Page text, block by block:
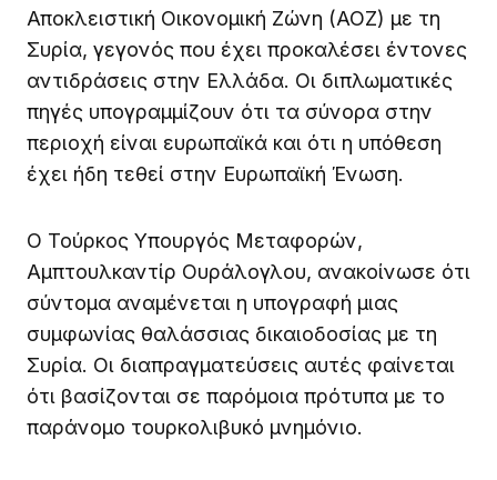
Αποκλειστική Οικονομική Ζώνη (ΑΟΖ) με τη
Συρία, γεγονός που έχει προκαλέσει έντονες
αντιδράσεις στην Ελλάδα. Οι διπλωματικές
πηγές υπογραμμίζουν ότι τα σύνορα στην
περιοχή είναι ευρωπαϊκά και ότι η υπόθεση
έχει ήδη τεθεί στην Ευρωπαϊκή Ένωση.
Ο Τούρκος Υπουργός Μεταφορών,
Αμπτουλκαντίρ Ουράλογλου, ανακοίνωσε ότι
σύντομα αναμένεται η υπογραφή μιας
συμφωνίας θαλάσσιας δικαιοδοσίας με τη
Συρία. Οι διαπραγματεύσεις αυτές φαίνεται
ότι βασίζονται σε παρόμοια πρότυπα με το
παράνομο τουρκολιβυκό μνημόνιο.